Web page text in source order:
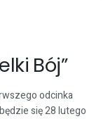
Bój”
odcinka
się 28 lutego